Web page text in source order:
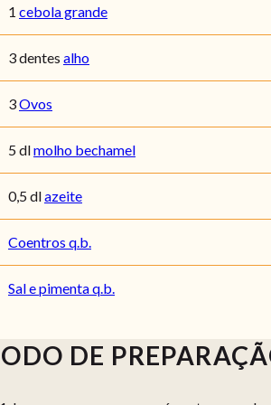
1 cebola grande
3 dentes alho
3Ovos
5 dlmolho bechamel
0,5 dlazeite
Coentros q.b.
Sal e pimenta q.b.
DE